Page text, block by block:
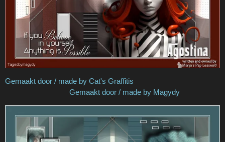
Gemaakt door / made by Cat's Graffitis
Gemaakt door / made by Magydy